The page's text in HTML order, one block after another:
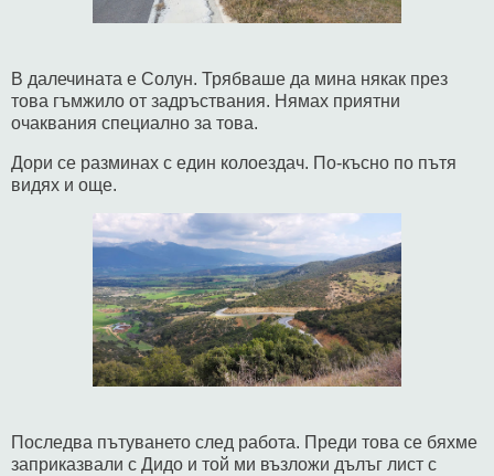
В далечината е Солун. Трябваше да мина някак през
това гъмжило от задръствания. Нямах приятни
очаквания специално за това.
Дори се разминах с един колоездач. По-късно по пътя
видях и още.
Последва пътуването след работа. Преди това се бяхме
заприказвали с Дидо и той ми възложи дълъг лист с